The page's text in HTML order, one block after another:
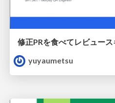
yuyaumetsu